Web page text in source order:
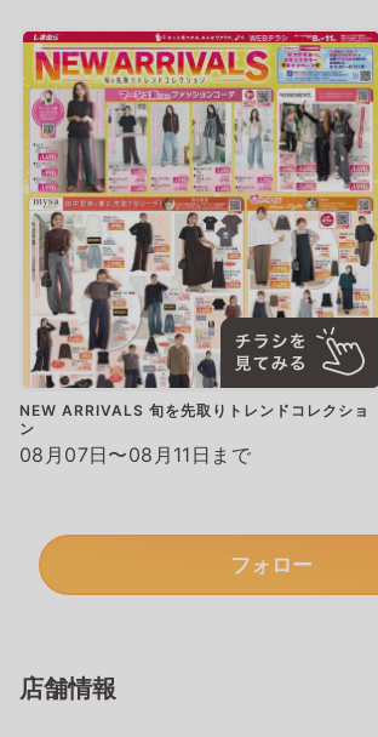
NEW ARRIVALS 旬を先取りトレンドコレクショ
ン
08月07日〜08月11日まで
フォロー
店舗情報